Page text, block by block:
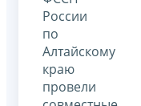
России
по
Алтайскому
краю
провели